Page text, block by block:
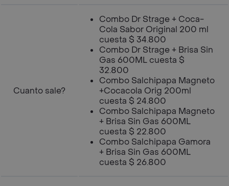
Cuanto sale?
Combo Dr Strage + Coca-
Cola Sabor Original 200 ml
cuesta $ 34.800
Combo Dr Strage + Brisa Sin
Gas 600ML cuesta $
32.800
Combo Salchipapa Magneto
+Cocacola Orig 200ml
cuesta $ 24.800
Combo Salchipapa Magneto
+ Brisa Sin Gas 600ML
cuesta $ 22.800
Combo Salchipapa Gamora
+ Brisa Sin Gas 600ML
cuesta $ 26.800